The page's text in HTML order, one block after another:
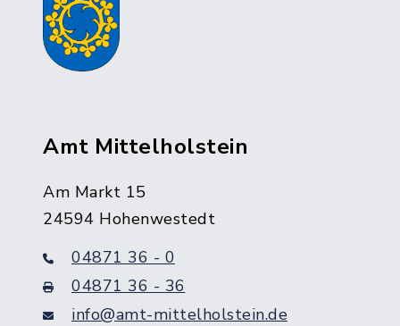
Amt Mittelholstein
Am Markt 15
24594 Hohenwestedt
04871 36 - 0
04871 36 - 36
info@amt-mittelholstein.de